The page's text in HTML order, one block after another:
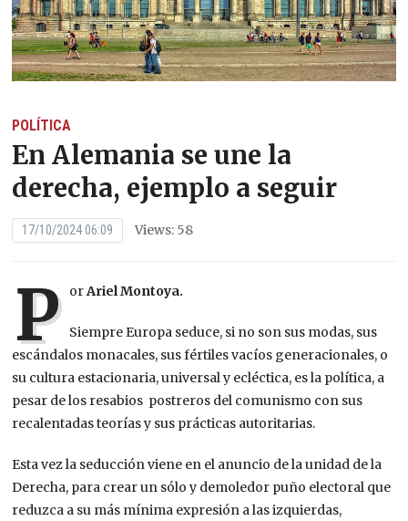
POLÍTICA
En Alemania se une la
derecha, ejemplo a seguir
17/10/2024 06:09 Views: 58
P orAriel Montoya.
Siempre Europa seduce, si no son sus modas, sus
escándalos monacales, sus fértiles vacíos generacionales, o
su cultura estacionaria, universal y ecléctica, es la política, a
pesar de los resabios postreros del comunismo con sus
recalentadas teorías y sus prácticas autoritarias.
Esta vez la seducción viene en el anuncio de la unidad de la
Derecha, para crear un sólo y demoledor puño electoral que
reduzca a su más mínima expresión a las izquierdas,